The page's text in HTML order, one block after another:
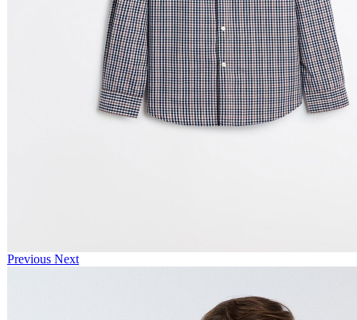
Previous Next